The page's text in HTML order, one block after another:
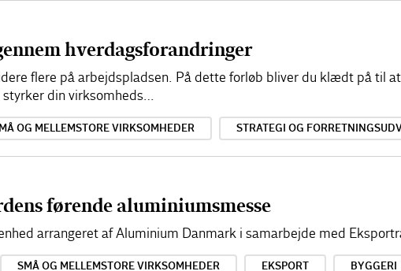
hverdagsforandringer
flere på arbejdspladsen. På dette forløb bliver du klædt på til
din virksomheds…
OG MELLEMSTORE VIRKSOMHEDER STRATEGI OG
førende aluminiumsmesse
arrangeret af Aluminium Danmark i samarbejde med
SMÅ OG MELLEMSTORE VIRKSOMHEDER EKSPORT BYGGERI